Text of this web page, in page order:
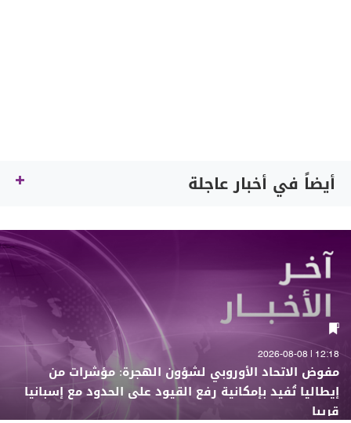
أيضاً في أخبار عاجلة
12:18 | 2026-08-08
مفوض الاتحاد الأوروبي لشؤون الهجرة: مؤشرات من
إيطاليا تُفيد بإمكانية رفع القيود على الحدود مع إسبانيا
قريبا